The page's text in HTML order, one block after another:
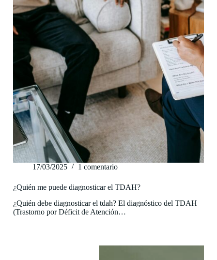
17/03/2025 1 comentario
¿Quién me puede diagnosticar el TDAH?
¿Quién debe diagnosticar el tdah? El diagnóstico del TDAH
(Trastorno por Déficit de Atención…